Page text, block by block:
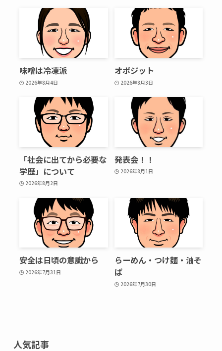
味噌は冷凍派
2026年8月4日
オポジット
2026年8月3日
「社会に出てから必要な
学歴」について
2026年8月2日
発表会！！
2026年8月1日
安全は日頃の意識から
2026年7月31日
らーめん・つけ麵・油そ
ば
2026年7月30日
人気記事